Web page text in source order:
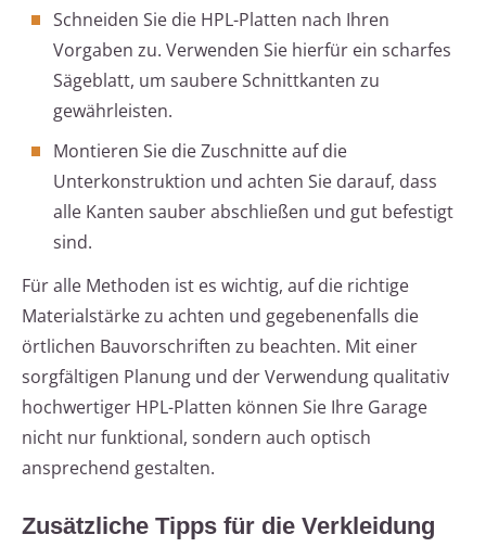
Schneiden Sie die HPL-Platten nach Ihren
Vorgaben zu. Verwenden Sie hierfür ein scharfes
Sägeblatt, um saubere Schnittkanten zu
gewährleisten.
Montieren Sie die Zuschnitte auf die
Unterkonstruktion und achten Sie darauf, dass
alle Kanten sauber abschließen und gut befestigt
sind.
Für alle Methoden ist es wichtig, auf die richtige
Materialstärke zu achten und gegebenenfalls die
örtlichen Bauvorschriften zu beachten. Mit einer
sorgfältigen Planung und der Verwendung qualitativ
hochwertiger HPL-Platten können Sie Ihre Garage
nicht nur funktional, sondern auch optisch
ansprechend gestalten.
Zusätzliche Tipps für die Verkleidung